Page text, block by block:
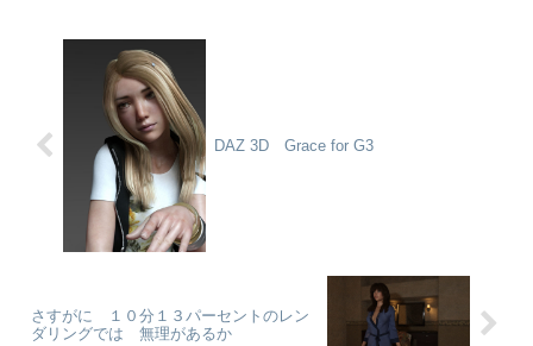
DAZ 3D Grace for G3
さすがに １０分１３パーセントのレン
ダリングでは 無理があるか